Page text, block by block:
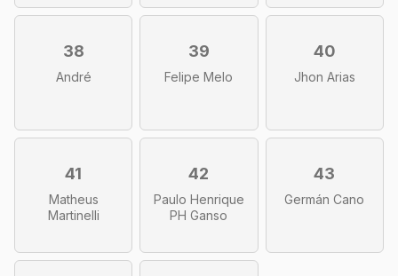
38
André
39
Felipe Melo
40
Jhon Arias
41
Matheus
Martinelli
42
Paulo Henrique
PH Ganso
43
Germán Cano